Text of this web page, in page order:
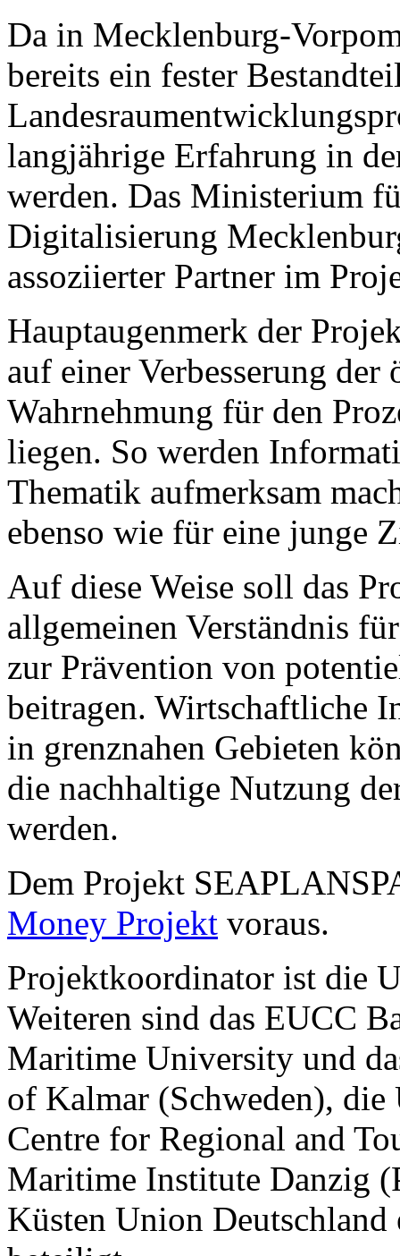
Da in Mecklenburg-
bereits ein fester
langjährige Erfahrung in
werden. Das Ministerium
Digitalisierung
assoziierter Partner im
Hauptaugenmerk der
auf einer Verbesserung
Wahrnehmung für den
liegen. So werden
Thematik aufmerksam
ebenso wie für eine junge
Auf diese Weise soll das
allgemeinen Verständnis
zur Prävention von
beitragen. Wirtschaftliche
in grenznahen Gebieten
die nachhaltige Nutzung
werden.
Dem Projekt
Money Projekt voraus.
Projektkoordinator ist die
Weiteren sind das EUCC
Maritime University und
of Kalmar (Schweden),
Centre for Regional and
Maritime Institute Danzig
Küsten Union Deutschland